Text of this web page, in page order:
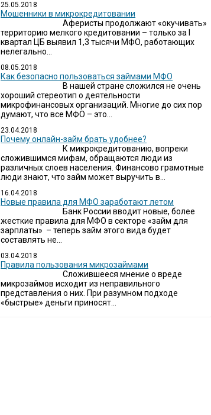
25.05.2018
Мошенники в микрокредитовании
Аферисты продолжают «окучивать»
территорию мелкого кредитовании – только за I
квартал ЦБ выявил 1,3 тысячи МФО, работающих
нелегально...
08.05.2018
Как безопасно пользоваться займами МФО
В нашей стране сложился не очень
хороший стереотип о деятельности
микрофинансовых организаций. Многие до сих пор
думают, что все МФО – это...
23.04.2018
Почему онлайн-займ брать удобнее?
К микрокредитованию, вопреки
сложившимся мифам, обращаются люди из
различных слоев населения. Финансово грамотные
люди знают, что займ может выручить в...
16.04.2018
Новые правила для МФО заработают летом
Банк России вводит новые, более
жесткие правила для МФО в секторе «займ для
зарплаты» – теперь займ этого вида будет
составлять не...
03.04.2018
​Правила пользования микрозаймами
Сложившееся мнение о вреде
микрозаймов исходит из неправильного
представления о них. При разумном подходе
«быстрые» деньги приносят...